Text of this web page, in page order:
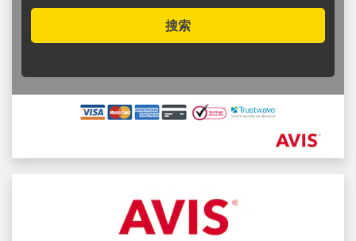
搜索